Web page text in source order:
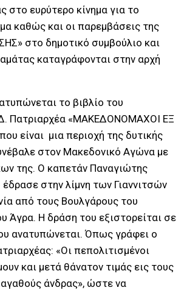
στο ευρύτερο κίνημα για το
καθώς και οι παρεμβάσεις της
στο δημοτικό συμβούλιο και
καταγράφονται στην αρχή
το βιβλίο του
Πατριαρχέα «ΜΑΚΕΔΟΝΟΜΑΧΟΙ ΕΞ
είναι μια περιοχή της δυτικής
στον Μακεδονικό Αγώνα με
της. Ο καπετάν Παναγιώτης
στην λίμνη των Γιαννιτσών
από τους Βουλγάρους του
Άγρα. Η δράση του εξιστορείται σε
ανατυπώνεται. Όπως γράφει ο
«Οι πεπολιτισμένοι
και μετά θάνατον τιμάς εις τους
άνδρας», ώστε να